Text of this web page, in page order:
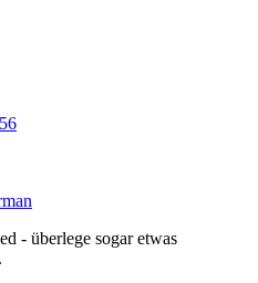
- überlege sogar etwas